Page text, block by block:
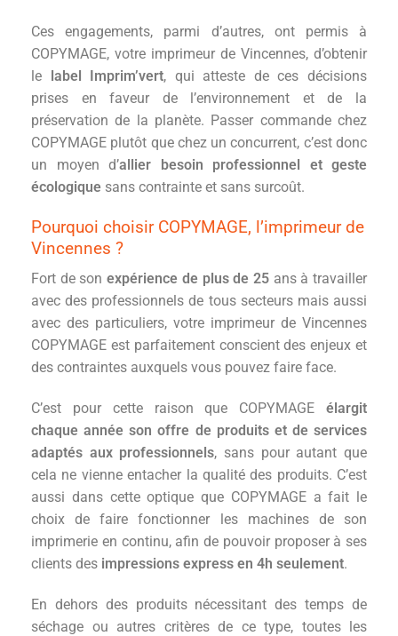
Ces engagements, parmi d’autres, ont permis à
COPYMAGE, votre imprimeur de Vincennes, d’obtenir
le label Imprim’vert, qui atteste de ces décisions
prises en faveur de l’environnement et de la
préservation de la planète. Passer commande chez
COPYMAGE plutôt que chez un concurrent, c’est donc
un moyen d’allier besoin professionnel et geste
écologique sans contrainte et sans surcoût.
Pourquoi choisir COPYMAGE, l’imprimeur de
Vincennes ?
Fort de sonexpérience de plus de 25ans à travailler
avec des professionnels de tous secteurs mais aussi
avec des particuliers, votre imprimeur de Vincennes
COPYMAGE est parfaitement conscient des enjeux et
des contraintes auxquels vous pouvez faire face.
C’est pour cette raison que COPYMAGE élargit
chaque année son offre de produits et de services
adaptés aux professionnels, sans pour autant que
cela ne vienne entacher la qualité des produits. C’est
aussi dans cette optique que COPYMAGE a fait le
choix de faire fonctionner les machines de son
imprimerie en continu, afin de pouvoir proposer à ses
clients des impressions express en 4h seulement.
En dehors des produits nécessitant des temps de
séchage ou autres critères de ce type, toutes les